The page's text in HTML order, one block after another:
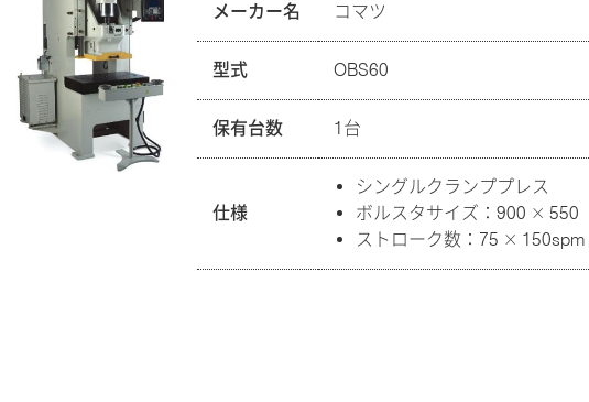
メーカー名 コマツ
型式 OBS60
保有台数 1台
仕様
シングルクランププレス
ボルスタサイズ：900 × 550
ストローク数：75 × 150spm